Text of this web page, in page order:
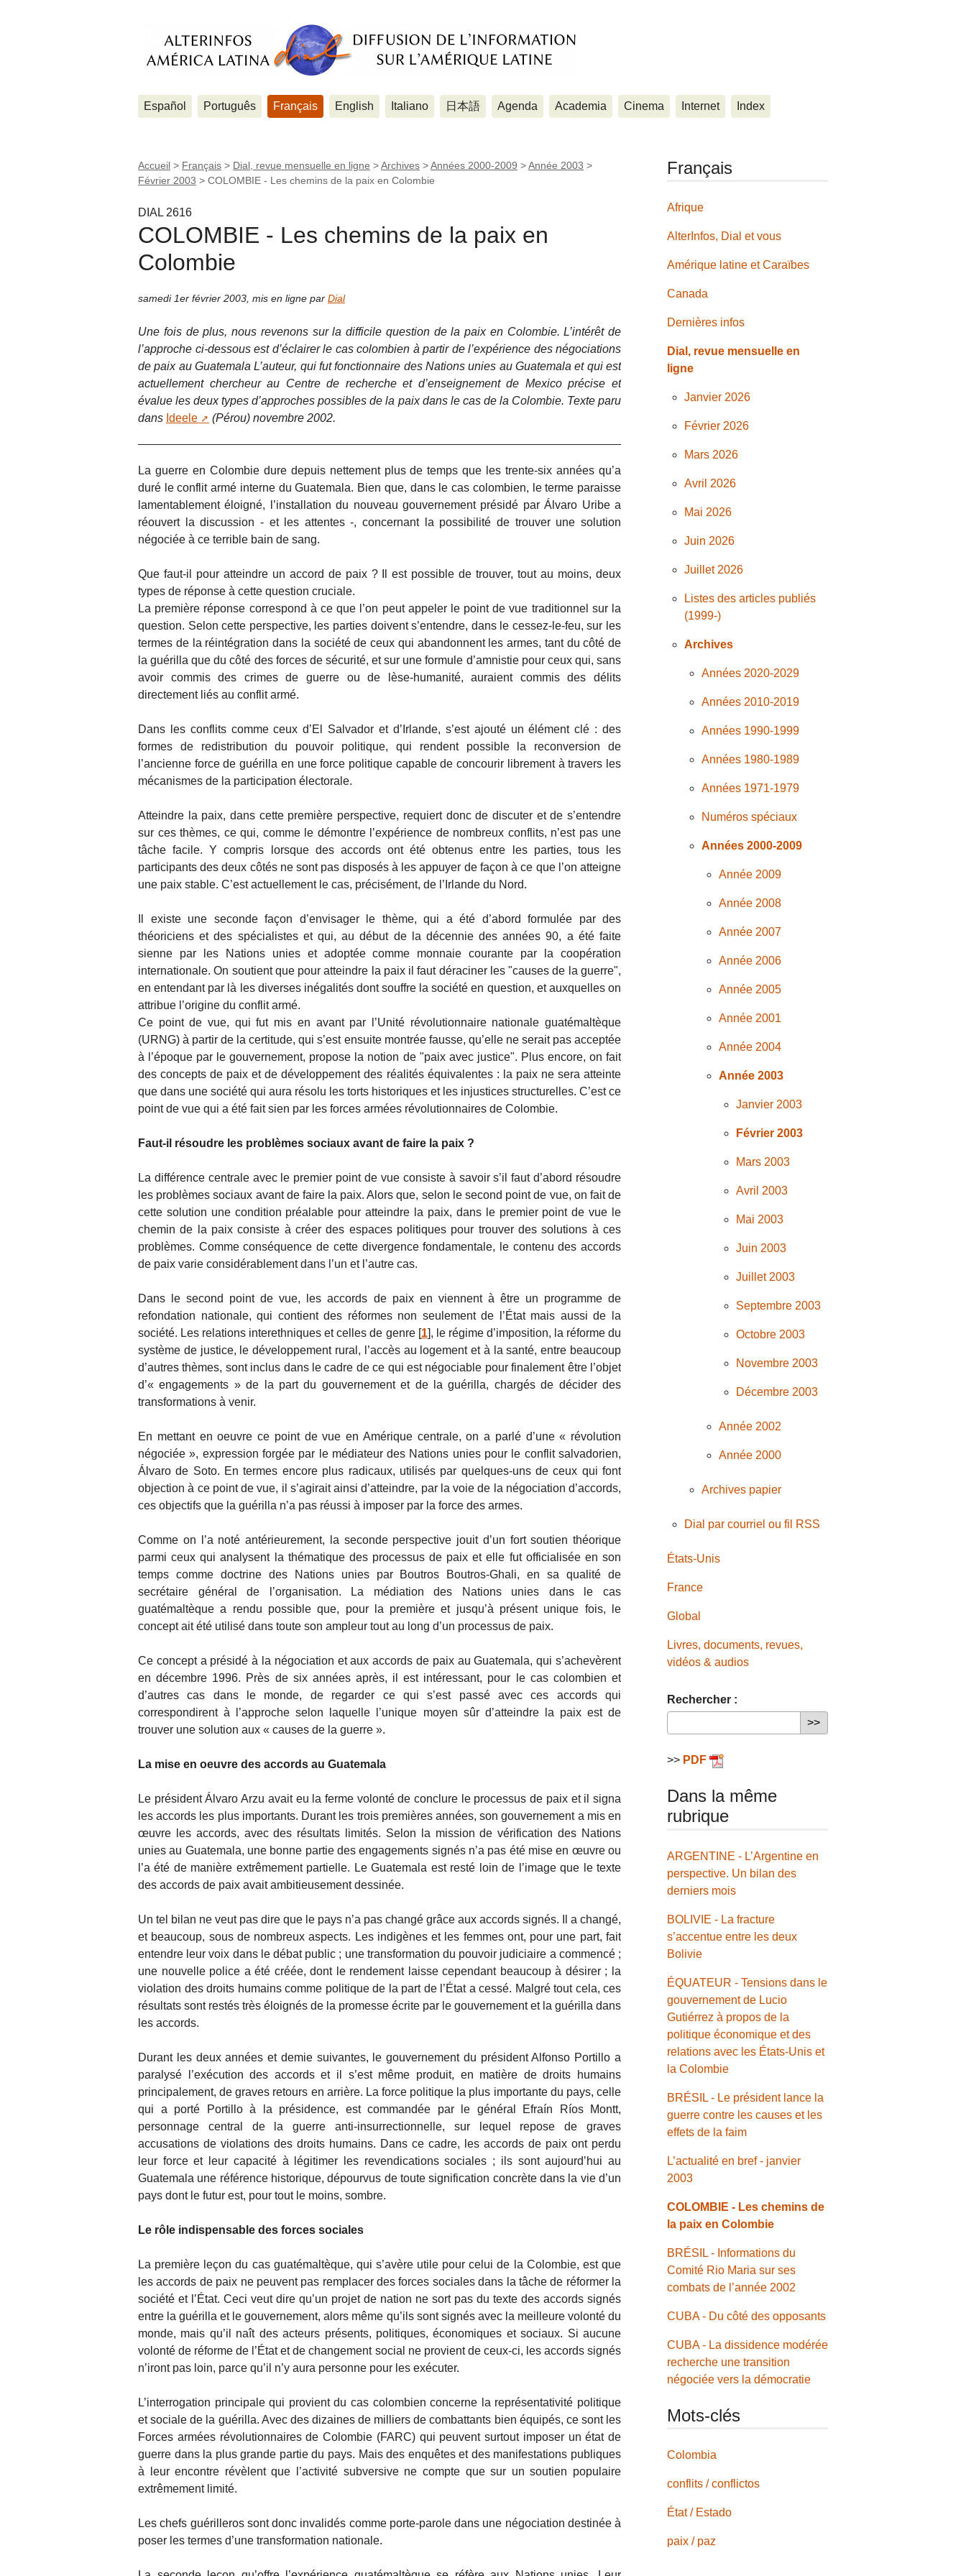
Español Português Français English Italiano 日本語 Agenda Academia Cinema Internet Index
Accueil > Français > Dial, revue mensuelle en ligne >Archives >Années 2000-2009 >Année 2003 >
Février 2003 > COLOMBIE - Les chemins de la paix en Colombie
DIAL 2616
COLOMBIE - Les chemins de la paix en
Colombie
samedi 1er février 2003 mis en ligne par Dial
Une fois de plus, nous revenons sur la difficile question de la paix en Colombie. L’intérêt de
l’approche ci-dessous est d’éclairer le cas colombien à partir de l’expérience des négociations
de paix au Guatemala L’auteur, qui fut fonctionnaire des Nations unies au Guatemala et qui est
actuellement chercheur au Centre de recherche et d’enseignement de Mexico précise et
évalue les deux types d’approches possibles de la paix dans le cas de la Colombie. Texte paru
dans Ideele (Pérou) novembre 2002.
La guerre en Colombie dure depuis nettement plus de temps que les trente-six années qu’a
duré le conflit armé interne du Guatemala. Bien que, dans le cas colombien, le terme paraisse
lamentablement éloigné, l’installation du nouveau gouvernement présidé par Álvaro Uribe a
réouvert la discussion - et les attentes -, concernant la possibilité de trouver une solution
négociée à ce terrible bain de sang.
Que faut-il pour atteindre un accord de paix ? Il est possible de trouver, tout au moins, deux
types de réponse à cette question cruciale.
La première réponse correspond à ce que l’on peut appeler le point de vue traditionnel sur la
question. Selon cette perspective, les parties doivent s’entendre, dans le cessez-le-feu, sur les
termes de la réintégration dans la société de ceux qui abandonnent les armes, tant du côté de
la guérilla que du côté des forces de sécurité, et sur une formule d’amnistie pour ceux qui, sans
avoir commis des crimes de guerre ou de lèse-humanité, auraient commis des délits
directement liés au conflit armé.
Dans les conflits comme ceux d’El Salvador et d’Irlande, s’est ajouté un élément clé : des
formes de redistribution du pouvoir politique, qui rendent possible la reconversion de
l’ancienne force de guérilla en une force politique capable de concourir librement à travers les
mécanismes de la participation électorale.
Atteindre la paix, dans cette première perspective, requiert donc de discuter et de s’entendre
sur ces thèmes, ce qui, comme le démontre l’expérience de nombreux conflits, n’est pas une
tâche facile. Y compris lorsque des accords ont été obtenus entre les parties, tous les
participants des deux côtés ne sont pas disposés à les appuyer de façon à ce que l’on atteigne
une paix stable. C’est actuellement le cas, précisément, de l’Irlande du Nord.
Il existe une seconde façon d’envisager le thème, qui a été d’abord formulée par des
théoriciens et des spécialistes et qui, au début de la décennie des années 90, a été faite
sienne par les Nations unies et adoptée comme monnaie courante par la coopération
internationale. On soutient que pour atteindre la paix il faut déraciner les "causes de la guerre",
en entendant par là les diverses inégalités dont souffre la société en question, et auxquelles on
attribue l’origine du conflit armé.
Ce point de vue, qui fut mis en avant par l’Unité révolutionnaire nationale guatémaltèque
(URNG) à partir de la certitude, qui s’est ensuite montrée fausse, qu’elle ne serait pas acceptée
à l’époque par le gouvernement, propose la notion de "paix avec justice". Plus encore, on fait
des concepts de paix et de développement des réalités équivalentes : la paix ne sera atteinte
que dans une société qui aura résolu les torts historiques et les injustices structurelles. C’est ce
point de vue qui a été fait sien par les forces armées révolutionnaires de Colombie.
Faut-il résoudre les problèmes sociaux avant de faire la paix ?
La différence centrale avec le premier point de vue consiste à savoir s’il faut d’abord résoudre
les problèmes sociaux avant de faire la paix. Alors que, selon le second point de vue, on fait de
cette solution une condition préalable pour atteindre la paix, dans le premier point de vue le
chemin de la paix consiste à créer des espaces politiques pour trouver des solutions à ces
problèmes. Comme conséquence de cette divergence fondamentale, le contenu des accords
de paix varie considérablement dans l’un et l’autre cas.
Dans le second point de vue, les accords de paix en viennent à être un programme de
refondation nationale, qui contient des réformes non seulement de l’État mais aussi de la
société. Les relations interethniques et celles de genre[1], le régime d’imposition, la réforme du
système de justice, le développement rural, l’accès au logement et à la santé, entre beaucoup
d’autres thèmes, sont inclus dans le cadre de ce qui est négociable pour finalement être l’objet
d’« engagements » de la part du gouvernement et de la guérilla, chargés de décider des
transformations à venir.
En mettant en oeuvre ce point de vue en Amérique centrale, on a parlé d’une « révolution
négociée », expression forgée par le médiateur des Nations unies pour le conflit salvadorien,
Álvaro de Soto. En termes encore plus radicaux, utilisés par quelques-uns de ceux qui font
objection à ce point de vue, il s’agirait ainsi d’atteindre, par la voie de la négociation d’accords,
ces objectifs que la guérilla n’a pas réussi à imposer par la force des armes.
Comme on l’a noté antérieurement, la seconde perspective jouit d’un fort soutien théorique
parmi ceux qui analysent la thématique des processus de paix et elle fut officialisée en son
temps comme doctrine des Nations unies par Boutros Boutros-Ghali, en sa qualité de
secrétaire général de l’organisation. La médiation des Nations unies dans le cas
guatémaltèque a rendu possible que, pour la première et jusqu’à présent unique fois, le
concept ait été utilisé dans toute son ampleur tout au long d’un processus de paix.
Ce concept a présidé à la négociation et aux accords de paix au Guatemala, qui s’achevèrent
en décembre 1996. Près de six années après, il est intéressant, pour le cas colombien et
d’autres cas dans le monde, de regarder ce qui s’est passé avec ces accords qui
correspondirent à l’approche selon laquelle l’unique moyen sûr d’atteindre la paix est de
trouver une solution aux « causes de la guerre ».
La mise en oeuvre des accords au Guatemala
Le président Álvaro Arzu avait eu la ferme volonté de conclure le processus de paix et il signa
les accords les plus importants. Durant les trois premières années, son gouvernement a mis en
œuvre les accords, avec des résultats limités. Selon la mission de vérification des Nations
unies au Guatemala, une bonne partie des engagements signés n’a pas été mise en œuvre ou
l’a été de manière extrêmement partielle. Le Guatemala est resté loin de l’image que le texte
des accords de paix avait ambitieusement dessinée.
Un tel bilan ne veut pas dire que le pays n’a pas changé grâce aux accords signés. Il a changé,
et beaucoup, sous de nombreux aspects. Les indigènes et les femmes ont, pour une part, fait
entendre leur voix dans le débat public ; une transformation du pouvoir judiciaire a commencé ;
une nouvelle police a été créée, dont le rendement laisse cependant beaucoup à désirer ; la
violation des droits humains comme politique de la part de l’État a cessé. Malgré tout cela, ces
résultats sont restés très éloignés de la promesse écrite par le gouvernement et la guérilla dans
les accords.
Durant les deux années et demie suivantes, le gouvernement du président Alfonso Portillo a
paralysé l’exécution des accords et il s’est même produit, en matière de droits humains
principalement, de graves retours en arrière. La force politique la plus importante du pays, celle
qui a porté Portillo à la présidence, est commandée par le général Efraín Ríos Montt,
personnage central de la guerre anti-insurrectionnelle, sur lequel repose de graves
accusations de violations des droits humains. Dans ce cadre, les accords de paix ont perdu
leur force et leur capacité à légitimer les revendications sociales ; ils sont aujourd’hui au
Guatemala une référence historique, dépourvus de toute signification concrète dans la vie d’un
pays dont le futur est, pour tout le moins, sombre.
Le rôle indispensable des forces sociales
La première leçon du cas guatémaltèque, qui s’avère utile pour celui de la Colombie, est que
les accords de paix ne peuvent pas remplacer des forces sociales dans la tâche de réformer la
société et l’État. Ceci veut dire qu’un projet de nation ne sort pas du texte des accords signés
entre la guérilla et le gouvernement, alors même qu’ils sont signés avec la meilleure volonté du
monde, mais qu’il naît des acteurs présents, politiques, économiques et sociaux. Si aucune
volonté de réforme de l’État et de changement social ne provient de ceux-ci, les accords signés
n’iront pas loin, parce qu’il n’y aura personne pour les exécuter.
L’interrogation principale qui provient du cas colombien concerne la représentativité politique
et sociale de la guérilla. Avec des dizaines de milliers de combattants bien équipés, ce sont les
Forces armées révolutionnaires de Colombie (FARC) qui peuvent surtout imposer un état de
guerre dans la plus grande partie du pays. Mais des enquêtes et des manifestations publiques
à leur encontre révèlent que l’activité subversive ne compte que sur un soutien populaire
extrêmement limité.
Les chefs guérilleros sont donc invalidés comme porte-parole dans une négociation destinée à
poser les termes d’une transformation nationale.
Français
Afrique
AlterInfos, Dial et vous
Amérique latine et Caraïbes
Canada
Dernières infos
Dial, revue mensuelle en
ligne
Janvier 2026
Février 2026
Mars 2026
Avril 2026
Mai 2026
Juin 2026
Juillet 2026
Listes des articles publiés
(1999-)
Archives
Années 2020-2029
Années 2010-2019
Années 1990-1999
Années 1980-1989
Années 1971-1979
Numéros spéciaux
Années 2000-2009
Année 2009
Année 2008
Année 2007
Année 2006
Année 2005
Année 2001
Année 2004
Année 2003
Janvier 2003
Février 2003
Mars 2003
Avril 2003
Mai 2003
Juin 2003
Juillet 2003
Septembre 2003
Octobre 2003
Novembre 2003
Décembre 2003
Année 2002
Année 2000
Archives papier
Dial par courriel ou fil RSS
États-Unis
France
Global
Livres, documents, revues,
vidéos & audios
Rechercher :
>> PDF
Dans la même
rubrique
ARGENTINE - L’Argentine en
perspective. Un bilan des
derniers mois
BOLIVIE - La fracture
s’accentue entre les deux
Bolivie
ÉQUATEUR - Tensions dans le
gouvernement de Lucio
Gutiérrez à propos de la
politique économique et des
relations avec les États-Unis et
la Colombie
BRÉSIL - Le président lance la
guerre contre les causes et les
effets de la faim
L’actualité en bref - janvier
2003
COLOMBIE - Les chemins de
la paix en Colombie
BRÉSIL - Informations du
Comité Rio Maria sur ses
combats de l’année 2002
CUBA - Du côté des opposants
CUBA - La dissidence modérée
recherche une transition
négociée vers la démocratie
Mots-clés
Colombia
conflits / conflictos
État / Estado
paix / paz